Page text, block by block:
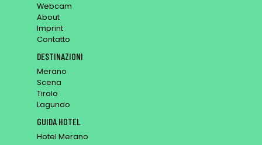
Webcam
About
Imprint
Contatto
DESTINAZIONI
Merano
Scena
Tirolo
Lagundo
GUIDA HOTEL
Hotel Merano